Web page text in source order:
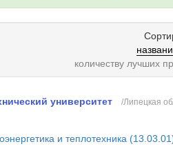
количеству лучших
университет /Липецкая
и теплотехника